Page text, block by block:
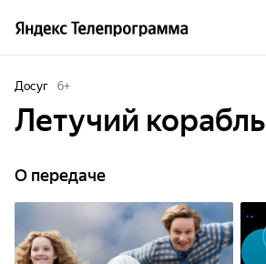
Досуг 6+
Летучий корабль
О передаче